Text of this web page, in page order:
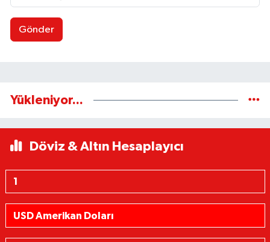
Gönder
Yükleniyor...
Döviz & Altın Hesaplayıcı